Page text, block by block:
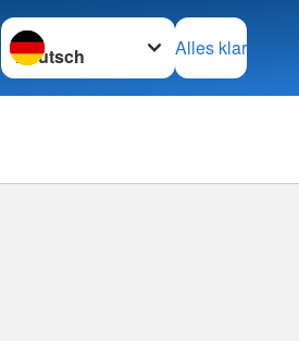
Sprache wechseln zu
Alles klar